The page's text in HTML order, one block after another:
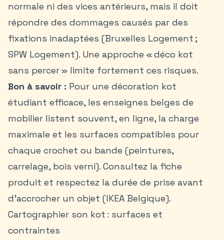
normale ni des vices antérieurs, mais il doit
répondre des dommages causés par des
fixations inadaptées (Bruxelles Logement ;
SPW Logement). Une approche « déco kot
sans percer » limite fortement ces risques.
Bon à savoir : Pour une décoration kot
étudiant efficace, les enseignes belges de
mobilier listent souvent, en ligne, la charge
maximale et les surfaces compatibles pour
chaque crochet ou bande (peintures,
carrelage, bois verni). Consultez la fiche
produit et respectez la durée de prise avant
d’accrocher un objet (IKEA Belgique).
Cartographier son kot : surfaces et
contraintes